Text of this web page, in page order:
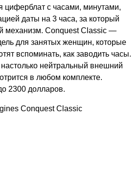
циферблат с часами, минутами,
даты на 3 часа, за который
механизм. Conquest Classic —
для занятых женщин, которые
вспоминать, как заводить часы.
нейтральный внешний
в любом комплекте.
2300 долларов.